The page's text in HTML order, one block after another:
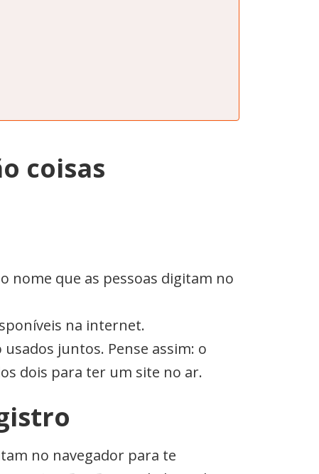
coisas
nome que as pessoas digitam no
na internet.
juntos. Pense assim: o
dois para ter um site no ar.
no navegador para te